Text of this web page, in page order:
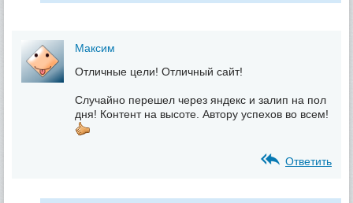
Максим
Отличные цели! Отличный сайт!
Случайно перешел через яндекс и залип на пол
дня! Контент на высоте. Автору успехов во всем!
Ответить